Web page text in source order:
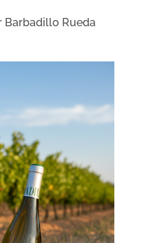
Barbadillo Rueda